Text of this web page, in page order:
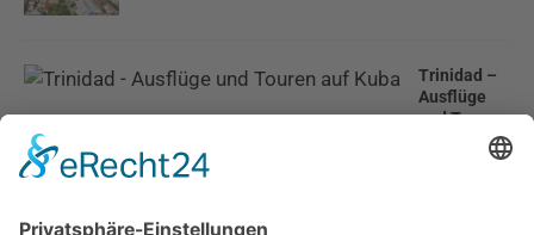
Trinidad –
Ausflüge
und Touren